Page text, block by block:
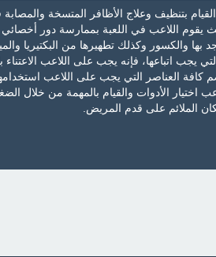
بتنظيف وعلاج الأظافر المتسخة
يقوم اللاعب في اللعبة بممارسة دور
بها والكسور وكذلك تطهيرها من البكتيريا
يجب اتباعها، فإنه يجب على اللاعب
كافة العناصر التي يجب على اللاعب
اختيار الأدوات والقيام بالمهمة من خلال
الملائم على قدم المريض.